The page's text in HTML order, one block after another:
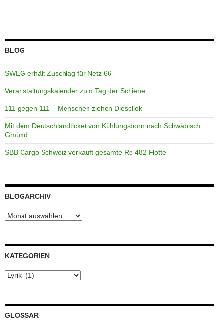
BLOG
SWEG erhält Zuschlag für Netz 66
Veranstaltungskalender zum Tag der Schiene
111 gegen 111 – Menschen ziehen Diesellok
Mit dem Deutschlandticket von Kühlungsborn nach Schwäbisch
Gmünd
SBB Cargo Schweiz verkauft gesamte Re 482 Flotte
BLOGARCHIV
Blogarchiv
KATEGORIEN
Kategorien
GLOSSAR